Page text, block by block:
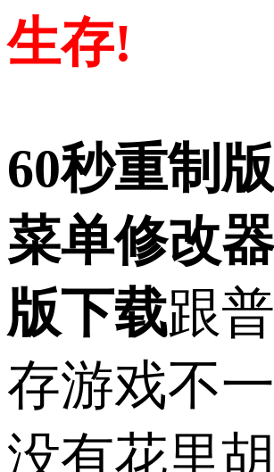
生存!
60秒重制
菜单修改
版下载跟
存游戏不一
没有花里